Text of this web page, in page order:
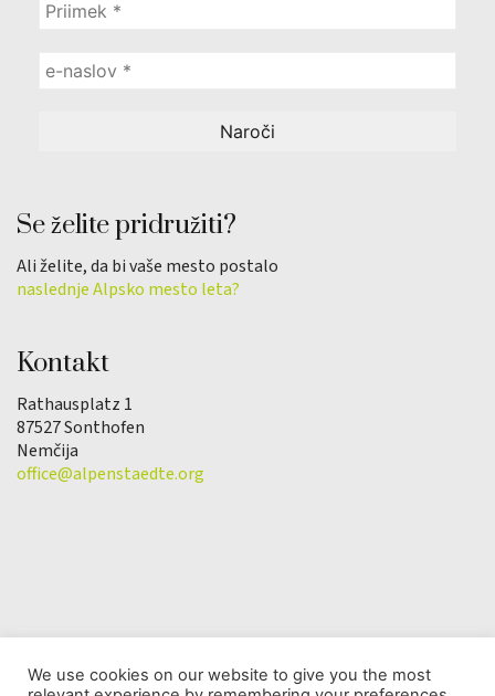
Se želite pridružiti?
Ali želite, da bi vaše mesto postalo
naslednje Alpsko mesto leta?
Kontakt
Rathausplatz 1
87527 Sonthofen
Nemčija
office@alpenstaedte.org
We use cookies on our website to give you the most